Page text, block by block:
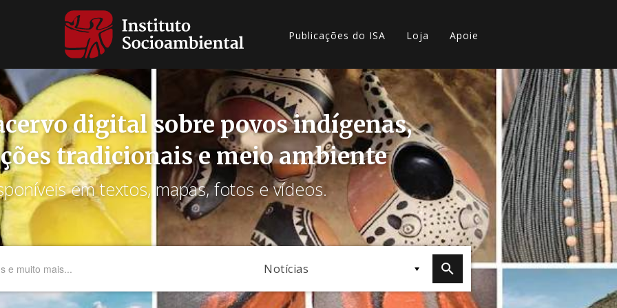
Publicações do ISA Loja Apoie
digital sobre povos indígenas,
tradicionais e meio ambiente
em textos, mapas, fotos e vídeos.
Notícias